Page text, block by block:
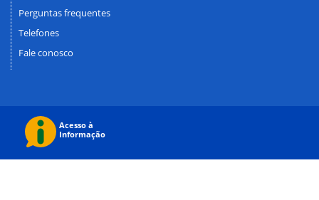
Perguntas frequentes
Telefones
Fale conosco